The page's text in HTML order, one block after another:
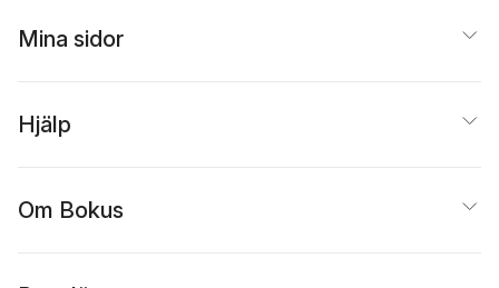
Mina sidor
Hjälp
Om Bokus